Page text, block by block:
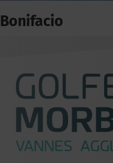
Bonifacio